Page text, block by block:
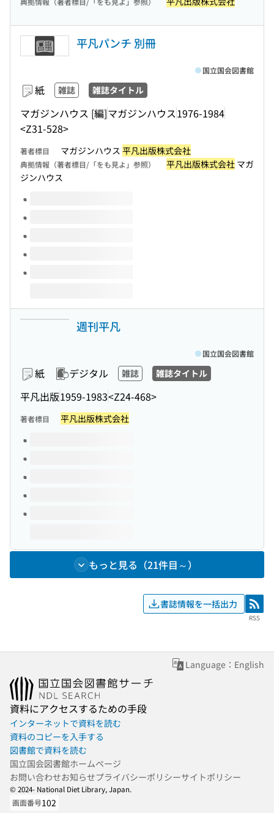
平凡パンチ 別冊
紙 雑誌 雑誌タイトル
マガジンハウス [編]マガジンハウス1976-1984
<Z31-528>
国立国会図書館
著者標目 マガジンハウス 平凡出版株式会社
典拠情報（著者標目/「をも見よ」参照） 平凡出版株式会社 マガ
ジンハウス
このタイトルの巻号
週刊平凡
紙 デジタル 雑誌 雑誌タイトル
平凡出版1959-1983<Z24-468>
国立国会図書館
著者標目 平凡出版株式会社
このタイトルの巻号
もっと見る（21件目～）
書誌情報を一括出力 RSS
RSS
Language：English
資料にアクセスするための手段
インターネットで資料を読む
資料のコピーを入手する
図書館で資料を読む
国立国会図書館ホームページ
お問い合わせお知らせプライバシーポリシーサイトポリシー
© 2024- National Diet Library, Japan.
画面番号102